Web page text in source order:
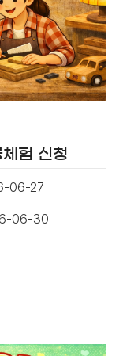
험 신청
06-27
06-30